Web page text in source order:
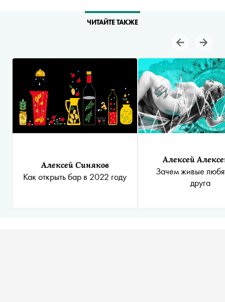
ЧИТАЙТЕ ТАКЖЕ
Алексей Синяков
Как открыть бар в 2022 году
Алексей
Зачем живые
друга